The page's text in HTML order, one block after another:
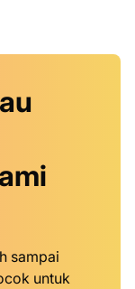
sampai
untuk